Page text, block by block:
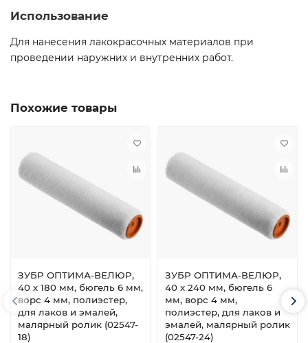
Использование
Для нанесения лакокрасочных материалов при
проведении наружних и внутренних работ.
Похожие товары
ЗУБР ОПТИМА-ВЕЛЮР,
40 х 180 мм, бюгель 6 мм,
ворс 4 мм, полиэстер,
для лаков и эмалей,
малярный ролик (02547-
18)
ЗУБР ОПТИМА-ВЕЛЮР,
40 х 240 мм, бюгель 6
мм, ворс 4 мм,
полиэстер, для лаков и
эмалей, малярный ролик
(02547-24)